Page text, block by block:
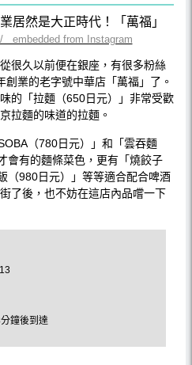
embedded from Instagram
很久以前便在銀座，有很多粉絲
業的老字號中華店「萬福」了。
的「拉麵（650日元）」非常受歡
拉麵的味道的拉麵。
（780日元）」和「雲吞麵
會有的麵條菜色，更有「燒餃子
（980日元）」等等適合配合啤酒
了後，也不妨在這店內品嚐一下
鐘後到達